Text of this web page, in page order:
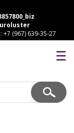
(967) 639-35-27
☰